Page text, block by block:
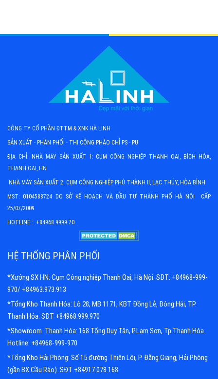
CÔNG TY CỔ PHẦN ĐTTM & XNK HÀ LINH
SẢN XUẤT - PHÂN PHỐI - THI CÔNG PHÀO CHỈ PS - PU
ĐỊA CHỈ: NHÀ MÁY SẢN XUẤT 1: CỤM CÔNG NGHIỆP THANH OAI, BÍCH HÒA,
THANH OAI, HN
NHÀ MÁY SẢN XUẤT 2: CỤM CÔNG NGHIỆP PHÚ THÀNH II, LẠC THỦY, HÒA BÌNH
MST: 0104588724 DO SỞ KẾ HOẠCH VÀ ĐẦU TƯ THÀNH PHỐ HÀ NỘI CẤP
25/07/2009
HOTLINE : +84968.9999.70
HỆ THỐNG PHÂN PHỐI
*Xưởng SX HN: Cụm Công nghiệp Thanh Oai, Hà Nội. SĐT: +84968-999-
970/ +84963.973.913
*Tổng Kho Thanh Hóa: Lô 28, MB 1171, KBT Đồng Lễ, Đông Hải, TP.
Thanh Hóa. SĐT +84968.999.970
*Showroom Thanh Hóa: 168 Tống Duy Tân, P.Lam Sơn, Tp.Thanh Hóa.
Hotline: +84968-999-970
*Tổng Kho Hải Phòng: Số 15 đường Thiên Lôi, P. Đằng Giang, Hải Phòng
(gần BX Cầu Rào). SĐT +84917.078.168